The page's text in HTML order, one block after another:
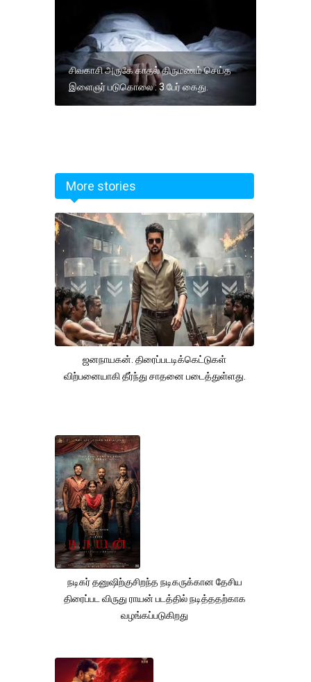
சிவகாசி அருகே காதல் திருமணம் செய்த
இளைஞர் படுகொலை : 3 பேர் கைது.
More stories
ஜனநாயகன். திரைப்படடிக்கெட்டுகள்
விற்பனையாகி தீர்ந்து சாதனை படைத்துள்ளது.
நடிகர் தனுஷிற்குசிறந்த நடிகருக்கான தேசிய
திரைப்பட விருது ராயன் படத்தில் நடித்ததற்காக
வழங்கப்படுகிறது